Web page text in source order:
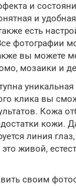
и
и
есть
фотографии
вы можете
мозаики и
клика вы
Кожа
кожи.
линия
живой,
своим